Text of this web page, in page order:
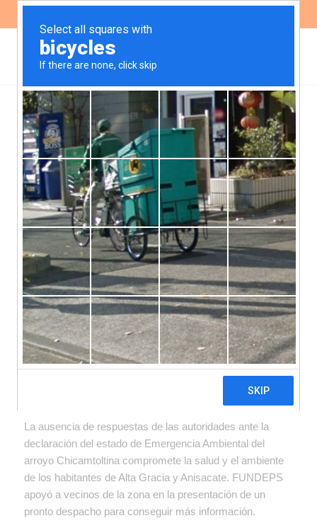
Pronto despacho pidiendo
más información, ante la
creciente contaminación
del arroyo Chicamtoltina,
Alta Gracia
La ausencia de respuestas de las autoridades ante la
declaración del estado de Emergencia Ambiental del
arroyo Chicamtoltina compromete la salud y el ambiente
de los habitantes de Alta Gracia y Anisacate. FUNDEPS
apoyó a vecinos de la zona en la presentación de un
pronto despacho para conseguir más información.